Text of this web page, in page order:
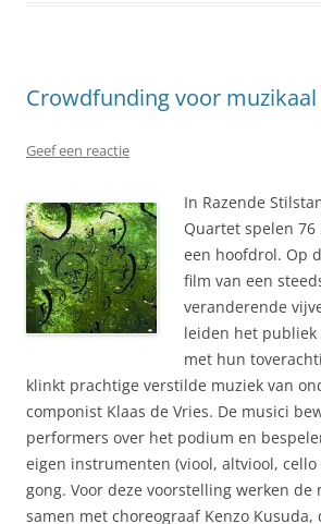
Crowdfunding voor
Geef een reactie
In Razende
Quartet spelen 76
een hoofdrol. Op
film van een
veranderende
leiden het publiek
met hun
klinkt prachtige verstilde muziek van
componist Klaas de Vries. De musici
performers over het podium en
eigen instrumenten (viool, altviool, cello
gong. Voor deze voorstelling werken de
samen met choreograaf Kenzo Kusuda,